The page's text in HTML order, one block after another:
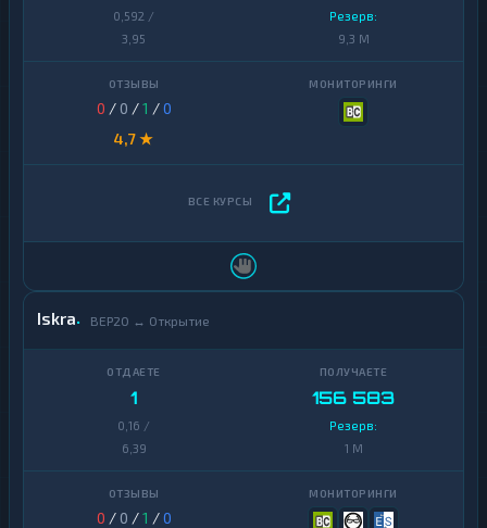
0,592 /
3,95
Резерв:
9,3 M
0 / 0 /1 /0
4,7 ★
Iskra BEP20 ↔ Открытие
1
0,16 /
6,39
156 583
Резерв:
1 M
0 / 0 /1 /0